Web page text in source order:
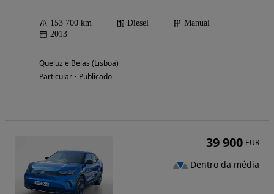
153 700 km Diesel
Manual
2013
Queluz e Belas (Lisboa)
Particular • Publicado
39 900 EUR
Dentro da média